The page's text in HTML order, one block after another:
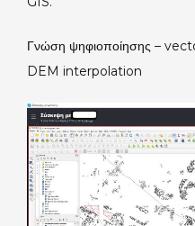
Γνώση ψηφιοποίησης –
DEM interpolation